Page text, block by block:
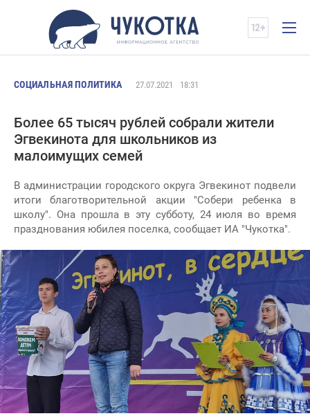
СОЦИАЛЬНАЯ ПОЛИТИКА 27.07.2021 18:31
Более 65 тысяч рублей собрали жители
Эгвекинота для школьников из
малоимущих семей
В администрации городского округа Эгвекинот подвели
итоги благотворительной акции "Собери ребенка в
школу". Она прошла в эту субботу, 24 июля во время
празднования юбилея поселка, сообщает ИА "Чукотка".